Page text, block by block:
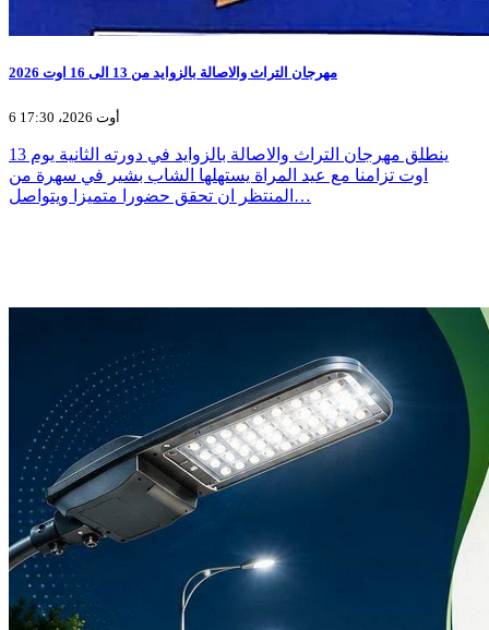
مهرجان التراث والاصالة بالزوايد من 13 الى 16 اوت 2026
6 أوت 2026، 17:30
ينطلق مهرجان التراث والاصالة بالزوايد في دورته الثانية يوم 13
اوت تزامنا مع عيد المراة يستهلها الشاب بشير في سهرة من
المنتظر ان تحقق حضورا متميزا ويتواصل…